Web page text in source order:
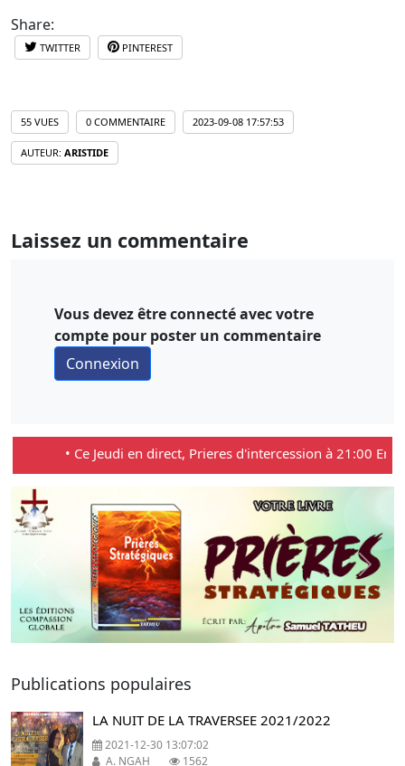
Share:
TWITTER PINTEREST
55 VUES 0 COMMENTAIRE 2023-09-08 17:57:53
AUTEUR: ARISTIDE
Laissez un commentaire
Vous devez être connecté avec votre
compte pour poster un commentaire
• Ce Jeudi en direct, Prieres d'intercession à 21:00 En
Previous Next
Publications populaires
LA NUIT DE LA TRAVERSEE 2021/2022
2021-12-30 13:07:02
A. NGAH
1562